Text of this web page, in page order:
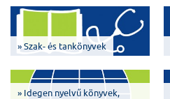
» Szak- és tankönyvek
» Idegen nyelvű könyvek,